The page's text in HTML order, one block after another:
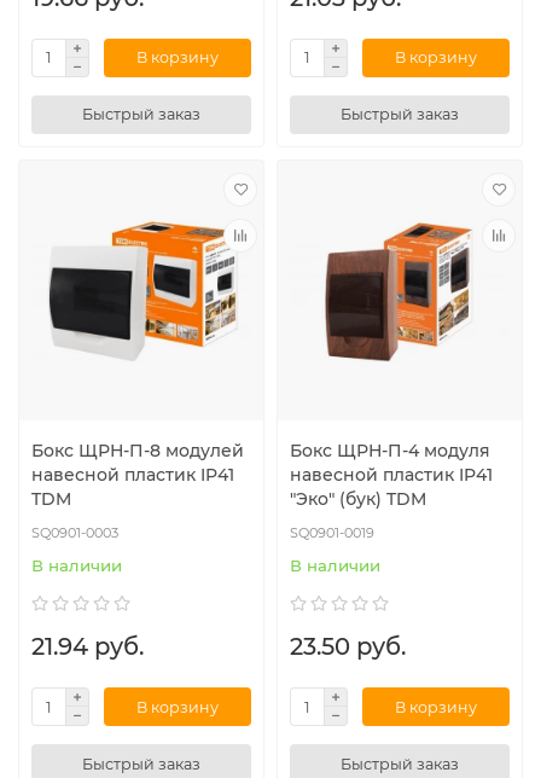
В корзину
Быстрый заказ
В корзину
Быстрый заказ
Бокс ЩРН-П-8 модулей
навесной пластик IP41
TDM
SQ0901-0003
В наличии
21.94 руб.
В корзину
Быстрый заказ
Бокс ЩРН-П-4 модуля
навесной пластик IP41
"Эко" (бук) TDM
SQ0901-0019
В наличии
23.50 руб.
В корзину
Быстрый заказ